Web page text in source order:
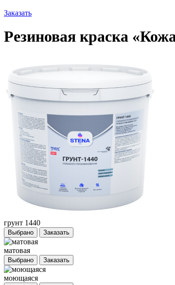
Заказать
Резиновая краска
грунт 1440
Выбрано Заказать
матовая
Выбрано Заказать
моющаяся